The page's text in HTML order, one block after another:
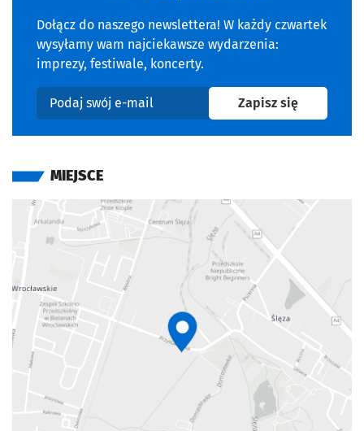
Dołącz do naszego newslettera! W każdy czwartek
wysyłamy wam najciekawsze wydarzenia:
imprezy, festiwale, koncerty.
Podaj swój e-mail
Zapisz sięna
MIEJSCE